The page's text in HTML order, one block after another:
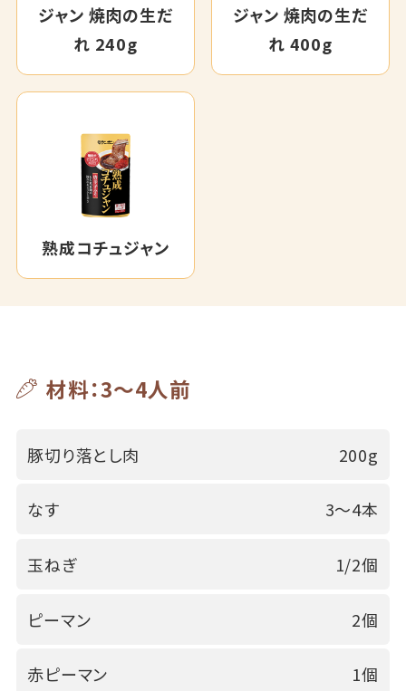
ジャン 焼肉の生だ
れ 240g
ジャン 焼肉の生だ
れ 400g
熟成コチュジャン
材料：3～4人前
豚切り落とし肉 200g
なす 3～4本
玉ねぎ 1/2個
ピーマン 2個
赤ピーマン 1個